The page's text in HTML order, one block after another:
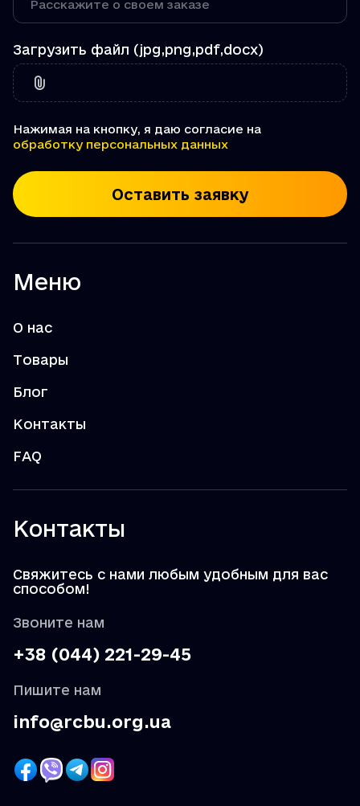
Контакты
Свяжитесь с нами любым удобным для вас
способом!
Звоните нам
+38 (044) 221-29-45
Пишите нам
info@rcbu.org.ua
Меню
О нас
Товары
Блог
Контакты
FAQ
Загрузить файл (jpg,png,pdf,docx)
Нажимая на кнопку, я даю согласие на
обработку персональных данных
Оставить заявку